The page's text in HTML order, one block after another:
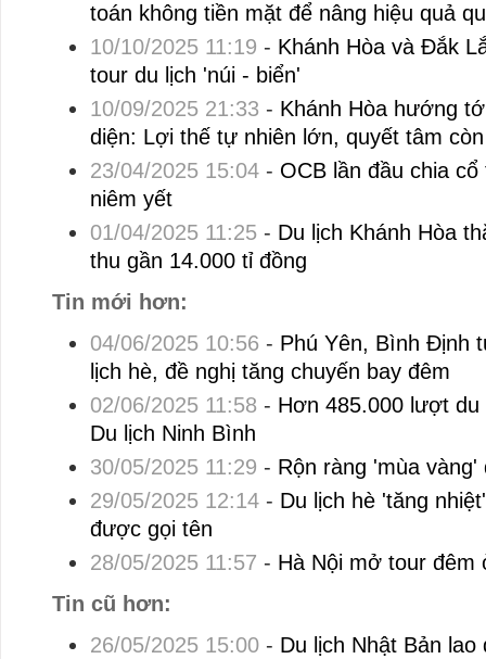
toán không tiền mặt để nâng hiệu quả
10/10/2025 11:19 - Khánh Hòa và Đắk
tour du lịch 'núi - biển'
10/09/2025 21:33 - Khánh Hòa hướng
diện: Lợi thế tự nhiên lớn, quyết tâm
23/04/2025 15:04- OCB lần đầu chia
niêm yết
01/04/2025 11:25- Du lịch Khánh Hòa
thu gần 14.000 tỉ đồng
Tin mới hơn:
04/06/2025 10:56 - Phú Yên, Bình Định
lịch hè, đề nghị tăng chuyến bay đêm
02/06/2025 11:58 - Hơn 485.000 lượt du
Du lịch Ninh Bình
30/05/2025 11:29 - Rộn ràng 'mùa vàng'
29/05/2025 12:14- Du lịch hè 'tăng
được gọi tên
28/05/2025 11:57 - Hà Nội mở tour đêm
Tin cũ hơn:
26/05/2025 15:00- Du lịch Nhật Bản